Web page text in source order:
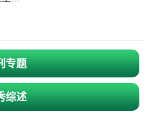
专题
综述